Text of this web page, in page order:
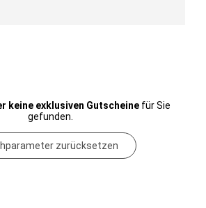
keine exklusiven Gutscheinefür Sie
gefunden.
zurücksetzen